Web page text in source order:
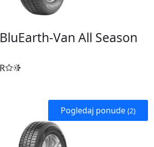
Van All Season
Pogledaj ponude (2)